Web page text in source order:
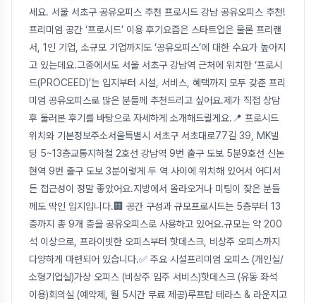
세요. 서울 서초구 공유오피스 추천 프로시드 강남 공유오피스 추천!
프리미엄 공간 ‘프로시드’ 이용 후기요즘은 스타트업은 물론 프리랜
서, 1인 기업, 소규모 기업까지도 ‘공유오피스’에 대한 수요가 높아지
고 있는데요.그중에서도 서울 서초구 강남역 근처에 위치한 ‘프로시
드(PROCEED)’는 입지부터 시설, 서비스, 혜택까지 모두 갖춘 프리
미엄 공유오피스로 많은 분들께 추천드리고 싶어요.제가 직접 상담
후 둘러본 후기를 바탕으로 자세하게 소개해드릴게요.📍 프로시드
위치와 기본정보주소서울특별시 서초구 서초대로77길 39, MK빌
딩 5~13층교통지하철 2호선 강남역 9번 출구 도보 5분9호선 신논
현역 9번 출구 도보 3분이렇게 두 역 사이에 위치해 있어서 어디서
든 접근성이 정말 좋았어요.지방에서 올라오거나 미팅이 잦은 분들
께도 딱인 입지입니다.🏢 공간 구성과 규모프로시드는 5층부터 13
층까지 총 9개 층을 공유오피스로 사용하고 있어요.규모는 약 200
석 이상으로, 프라이빗한 오피스부터 핫데스크, 비상주 오피스까지
다양하게 마련되어 있습니다.✅ 주요 시설프리미엄 오피스 (개인실/
소형기업실)가상 오피스 (비상주 입주 서비스)핫데스크 (유동 좌석
이용)회의실 (예약제, 월 5시간 무료 제공)루프탑 테라스 & 라운지고